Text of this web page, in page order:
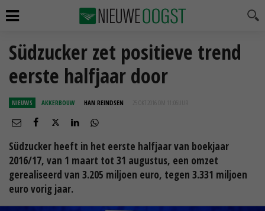
Südzucker zet positieve trend
eerste halfjaar door
NIEUWS AKKERBOUW HAN REINDSEN 25 OKT 2016 OM 11:06
Südzucker heeft in het eerste halfjaar van boekjaar
2016/17, van 1 maart tot 31 augustus, een omzet
gerealiseerd van 3.205 miljoen euro, tegen 3.331 miljoen
euro vorig jaar.